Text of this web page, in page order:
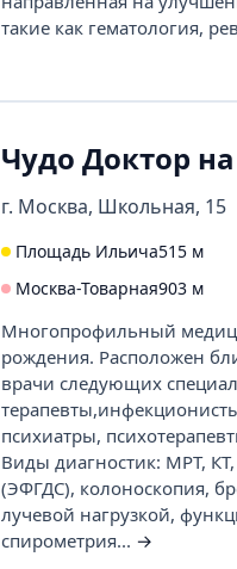
такие как гематология,
Чудо Доктор
г. Москва, Школьная, 15
Площадь Ильича515 м
Москва-Товарная903 м
Многопрофильный
рождения. Расположен
врачи следующих
психиатры,
Виды диагностик: МРТ,
(ЭФГДС), колоноскопия,
лучевой нагрузкой,
спирометрия... →